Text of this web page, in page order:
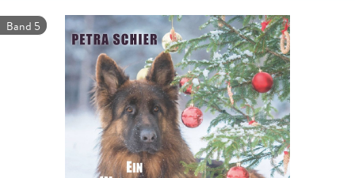
erfahren
Band 5